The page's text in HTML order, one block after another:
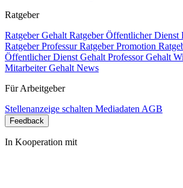
Ratgeber
Ratgeber Gehalt Ratgeber Öffentlicher Dienst
Ratgeber ProfessurRatgeber Promotion
Öffentlicher Dienst Gehalt Professor Gehalt
Mitarbeiter Gehalt News
Für Arbeitgeber
Stellenanzeige schalten Mediadaten AGB
Feedback
In Kooperation mit